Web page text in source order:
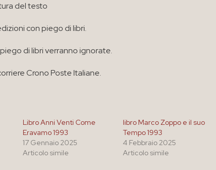
del testo
con piego di libri.
di libri verranno ignorate.
Crono Poste Italiane.
Libro Anni Venti Come
Eravamo 1993
17 Gennaio 2025
Articolo simile
libro Marco Zoppo e il suo
Tempo 1993
4 Febbraio 2025
Articolo simile